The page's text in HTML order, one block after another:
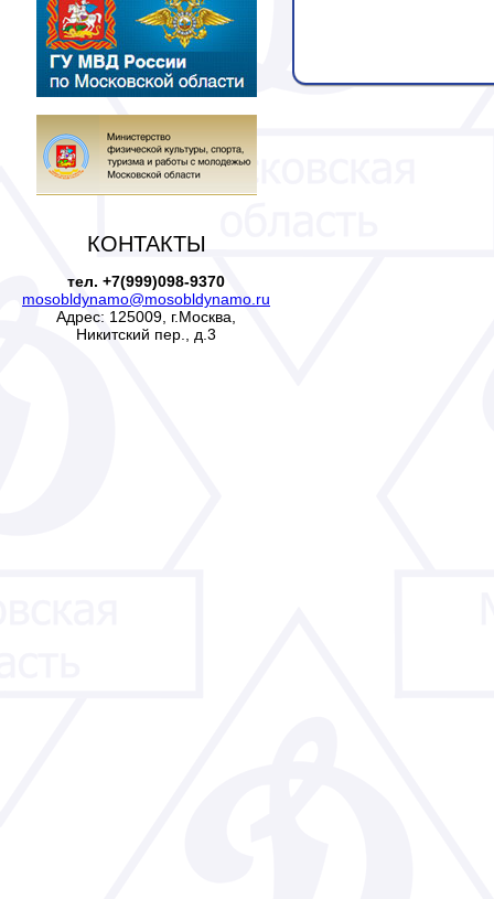
КОНТАКТЫ
тел. +7(999)098-9370
mosobldynamo@mosobldynamo.ru
Адрес: 125009, г.Москва,
Никитский пер., д.3